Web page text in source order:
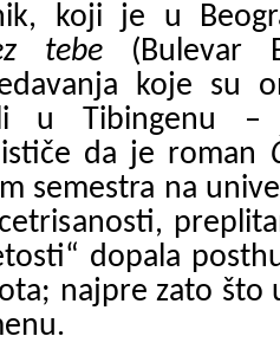
koji je u
tebe (Bulevar
koje su
u Tibingenu –
da je roman
semestra na
dopala
najpre zato što